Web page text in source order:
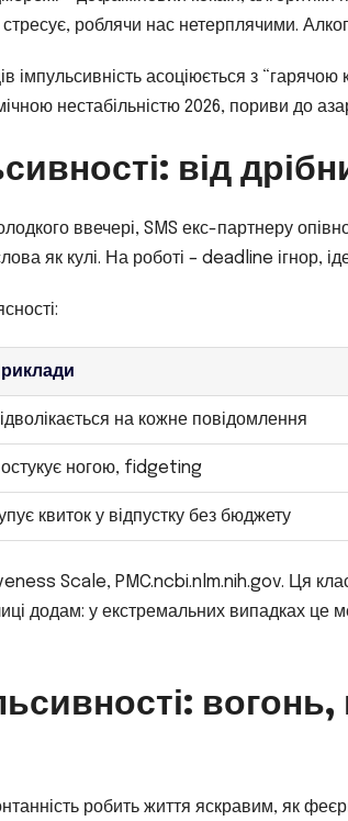
стресує, роблячи нас нетерплячими.
імпульсивність асоціюється з
нестабільністю 2026, пориви до
від
ввечері, SMS екс-партнеру
як кулі. На роботі – deadline ігнор,
на кожне повідомлення
ногою, fidgeting
квиток у відпустку без бюджету
Scale, PMC.ncbi.nlm.nih.gov. Ця
додам: у екстремальних випадках це
вогонь,
робить життя яскравим, як